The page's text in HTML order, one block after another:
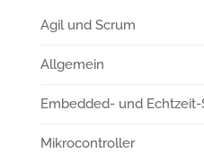
Agil und Scrum
Allgemein
Embedded- und
Mikrocontroller